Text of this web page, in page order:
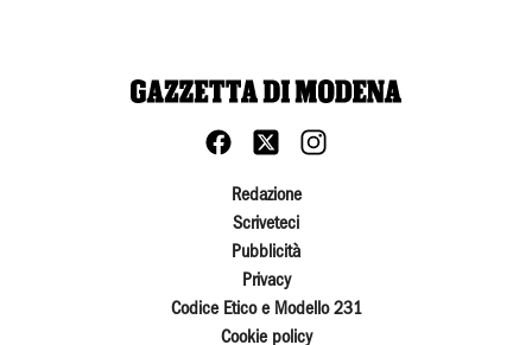
Redazione
Scriveteci
Pubblicità
Privacy
Codice Etico e Modello 231
Cookie policy